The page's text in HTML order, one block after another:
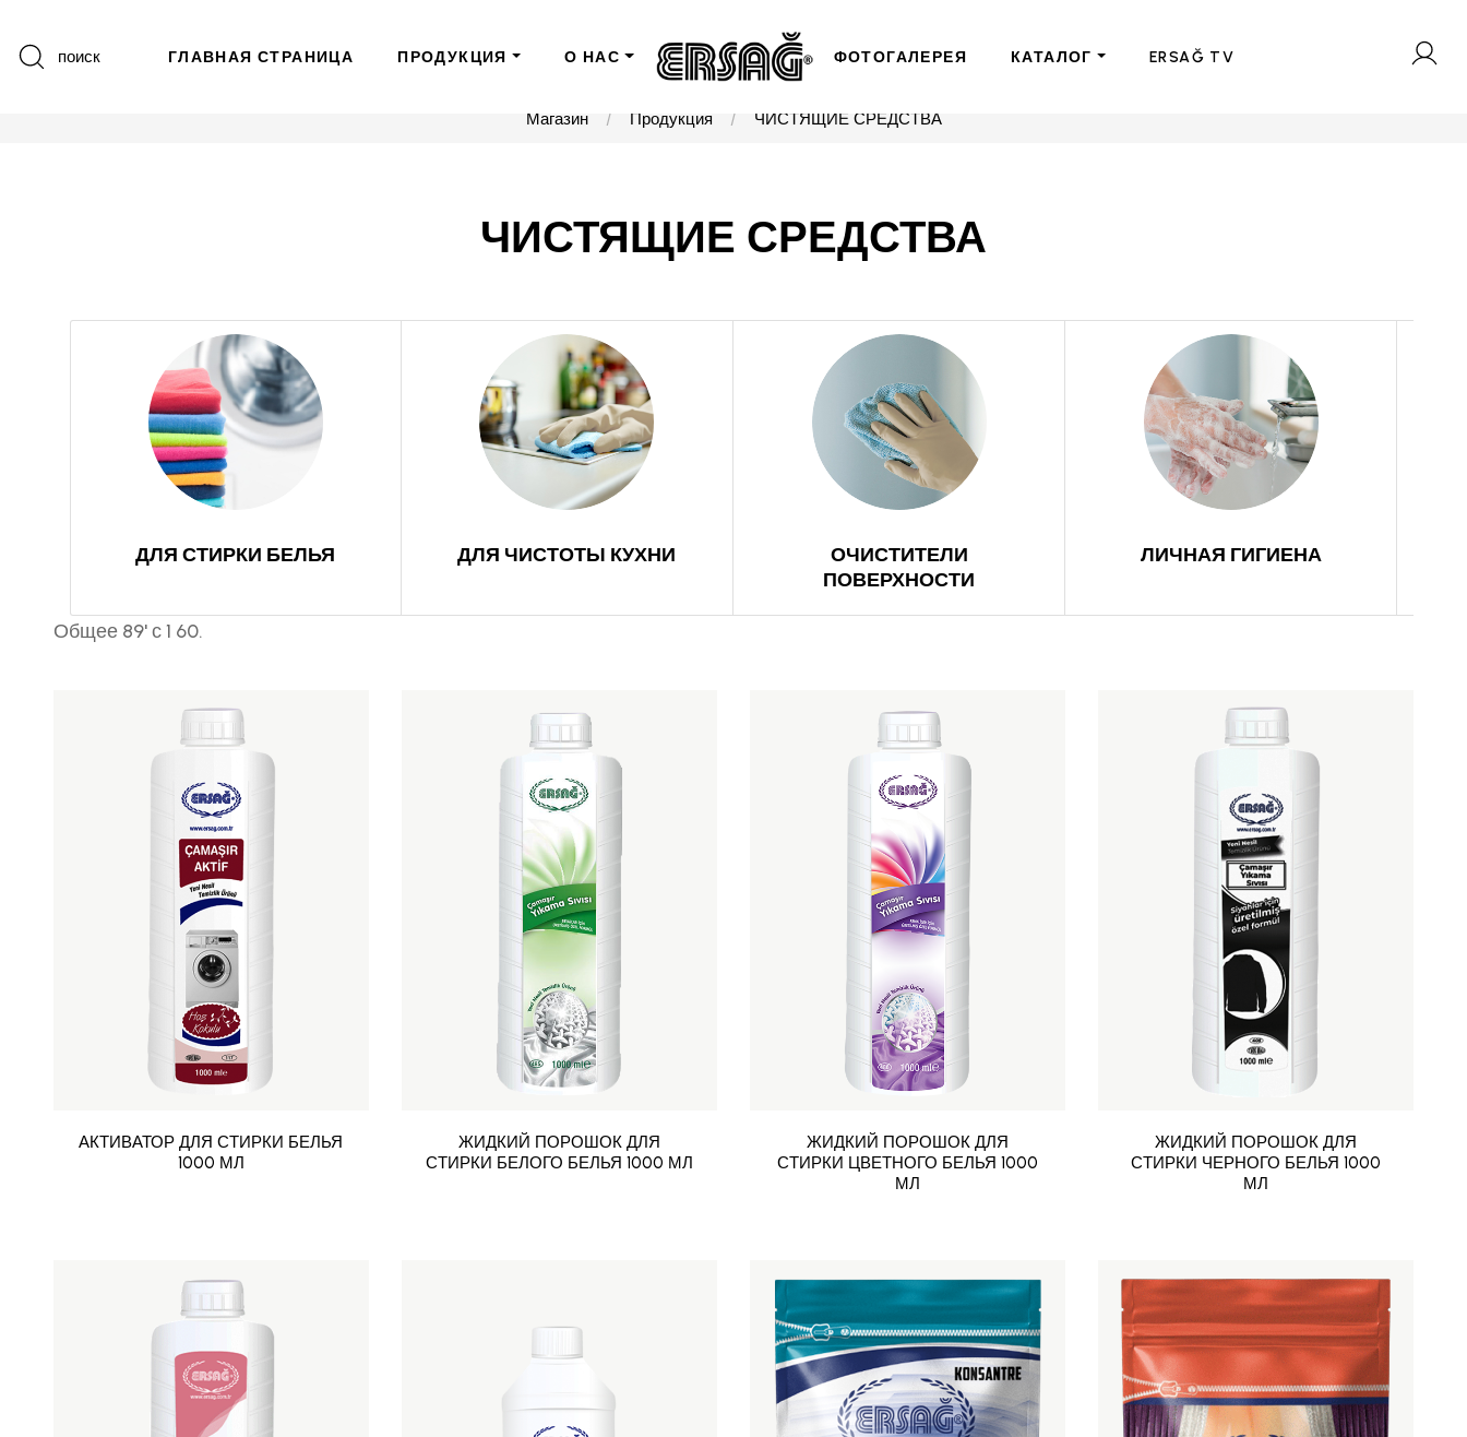
поиск ГЛАВНАЯ СТРАНИЦА ПРОДУКЦИЯ О НАС ФОТОГАЛЕРЕЯ КАТАЛОГ ERSAĞ TV
Магазин Продукция ЧИСТЯЩИЕ СРЕДСТВА
ЧИСТЯЩИЕ СРЕДСТВА
ДЛЯ СТИРКИ БЕЛЬЯ ДЛЯ ЧИСТОТЫ КУХНИ
ОЧИСТИТЕЛИ
ПОВЕРХНОСТИ
ЛИЧНАЯ ГИГИЕНА
Общее 89' с 1 60.
АКТИВАТОР ДЛЯ СТИРКИ БЕЛЬЯ
1000 МЛ
ЖИДКИЙ ПОРОШОК ДЛЯ
СТИРКИ БЕЛОГО БЕЛЬЯ 1000 МЛ
ЖИДКИЙ ПОРОШОК ДЛЯ
СТИРКИ ЦВЕТНОГО БЕЛЬЯ 1000
МЛ
ЖИДКИЙ ПОРОШОК ДЛЯ
СТИРКИ ЧЕРНОГО БЕЛЬЯ 1000
МЛ